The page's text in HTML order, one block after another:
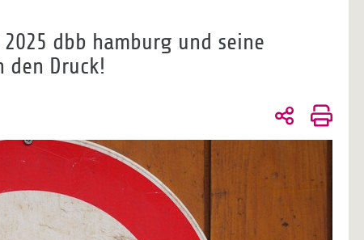
dbb hamburg und seine
den Druck!